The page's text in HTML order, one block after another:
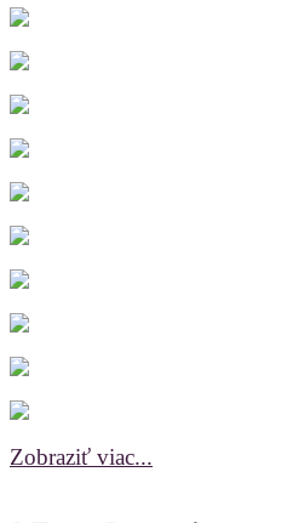
Zobraziť viac...